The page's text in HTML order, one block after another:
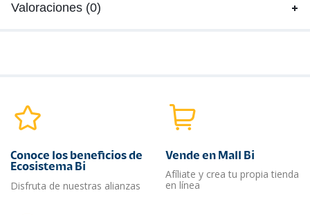
Valoraciones (0)
Conoce los beneficios de
Ecosistema Bi
Disfruta de nuestras alianzas
Vende en Mall Bi
Afíliate y crea tu propia tienda
en línea